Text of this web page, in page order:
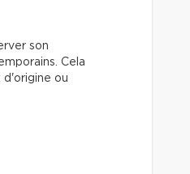
son
Cela
d'origine ou